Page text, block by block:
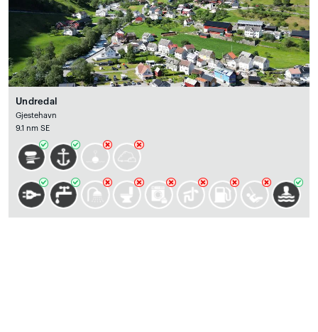
Undredal
Gjestehavn
9.1 nm SE